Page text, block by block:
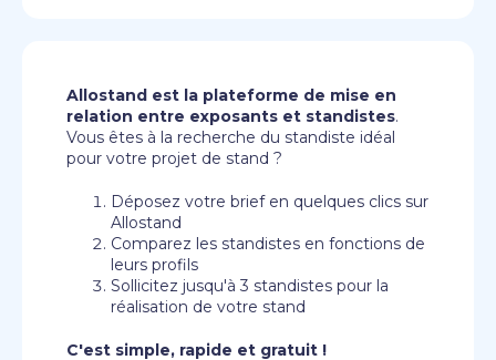
Allostand est la plateforme de mise en
relation entre exposants et standistes.
Vous êtes à la recherche du standiste idéal
pour votre projet de stand ?
Déposez votre brief en quelques clics sur
Allostand
Comparez les standistes en fonctions de
leurs profils
Sollicitez jusqu'à 3 standistes pour la
réalisation de votre stand
C'est simple, rapide et gratuit !